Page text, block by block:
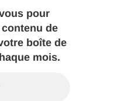
pour
de
boîte de
mois.